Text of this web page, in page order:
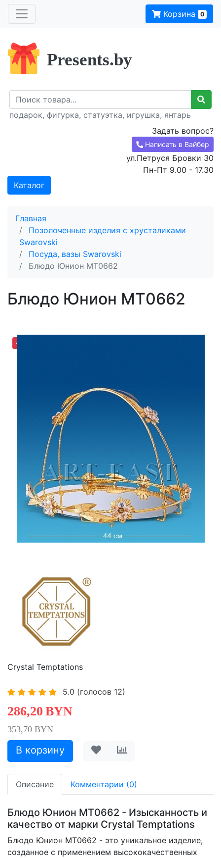
Корзина 0
Presents.by
подарок, фигурка, статуэтка, игрушка, янтарь
Задать вопрос?
Написать в Вайбер
ул.Петруся Бровки 30
Пн-Пт 9.00 - 17.30
Каталог
Главная
Позолоченные изделия с хрусталиками
Swarovski
Посуда, вазы Swarovski
Блюдо Юнион MT0662
Блюдо Юнион MT0662
-19,08%
Crystal Temptations
5.0 (голосов 12)
286,20 BYN
353,70 BYN
Описание Комментарии (0)
Блюдо Юнион MT0662 - Изысканность и
качество от марки Crystal Temptations
Блюдо Юнион MT0662 - это уникальное изделие,
созданное с применением высококачественных